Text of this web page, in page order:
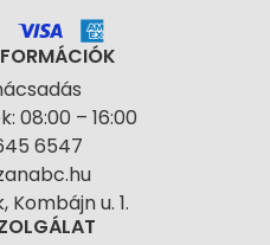
08:00 – 16:00
6547
Kombájn u. 1.